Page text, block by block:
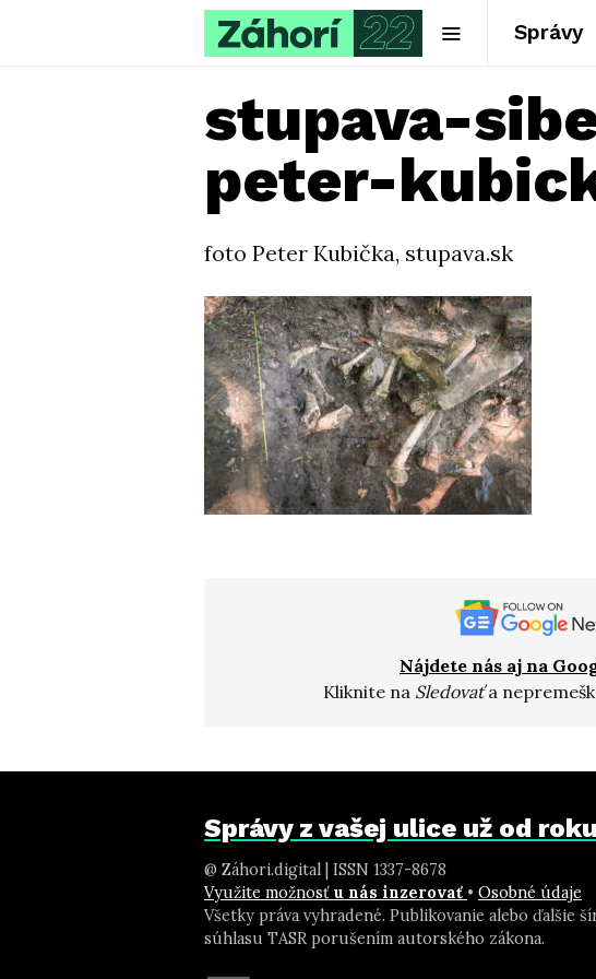
Správy
stupava-
peter-
foto Peter Kubička, stupava.sk
Nájdete nás aj na
Kliknite na Sledovaťa
Správy z vašej ulice už od
@ Záhori.digital | ISSN 1337-8678
Využite možnosť u nás inzerovať • Osobné údaje
Všetky práva vyhradené. Publikovanie alebo ďalšie
súhlasu TASR porušením autorského zákona.